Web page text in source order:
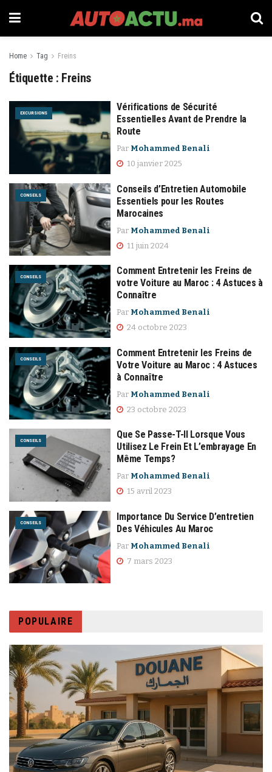
Home Tag Freins
Étiquette : Freins
EXCURSIONS
Vérifications de Sécurité
Essentielles Avant de Prendre la
Route
Par Mohammed Benali
10 janvier 2025
CONSEILS
Conseils d’Entretien Automobile
Essentiels pour les Routes
Marocaines
Par Mohammed Benali
11 juin 2024
CONSEILS
Comment Entretenir les Freins de
votre Voiture au Maroc : 4 Astuces à
Connaître
Par Mohammed Benali
24 octobre 2023
CONSEILS
Comment Entretenir les Freins de
Votre Voiture au Maroc : 4 Astuces
à Connaître
Par Mohammed Benali
23 octobre 2023
CONSEILS
Que Se Passe-T-Il Lorsque Vous
Utilisez Le Frein Et L’embrayage En
Même Temps?
Par Mohammed Benali
15 avril 2023
CONSEILS
Importance Du Service D’entretien
Des Véhicules Au Maroc
Par Mohammed Benali
7 mars 2023
POPULAIRE